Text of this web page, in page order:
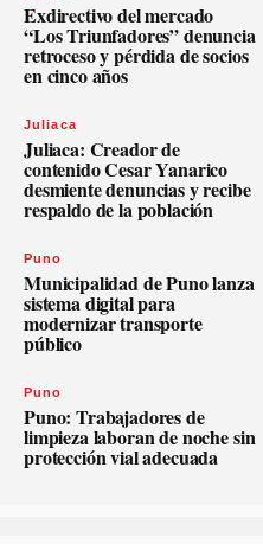
Exdirectivo del mercado
“Los Triunfadores” denuncia
retroceso y pérdida de socios
en cinco años
Juliaca
Juliaca: Creador de
contenido Cesar Yanarico
desmiente denuncias y recibe
respaldo de la población
Puno
Municipalidad de Puno lanza
sistema digital para
modernizar transporte
público
Puno
Puno: Trabajadores de
limpieza laboran de noche sin
protección vial adecuada